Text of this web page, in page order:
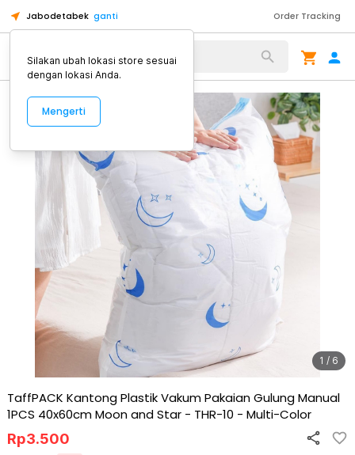
Jabodetabek ganti Order Tracking
Alat Kopi
1 / 6
TaffPACK Kantong Plastik Vakum Pakaian Gulung Manual
1PCS 40x60cm Moon and Star - THR-10 - Multi-Color
Rp3.500
Silakan ubah lokasi store sesuai
dengan lokasi Anda.
Mengerti